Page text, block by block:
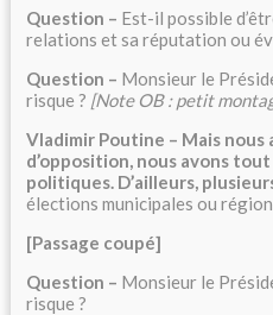
Question – Est-il possible
relations et sa réputation ou
Question – Monsieur le
risque ? [Note OB : petit
Vladimir Poutine – Mais nous
d’opposition, nous avons
politiques. D’ailleurs,
élections municipales ou
[Passage coupé]
Question – Monsieur le
risque ?